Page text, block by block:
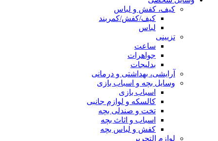
کیف، کفش و لباس
کیف/کفش/کمربند
لباس
تزیینی
ساعت
جواهرات
بدلیجات
آرایشی، بهداشتی و درمانی
وسایل بچه و اسباب بازی
اسباب بازی
کالسکه و لوازم جانبی
تخت و صندلی بچه
اسباب و اثاث بچه
کفش و لباس بچه
لوازم التحریر